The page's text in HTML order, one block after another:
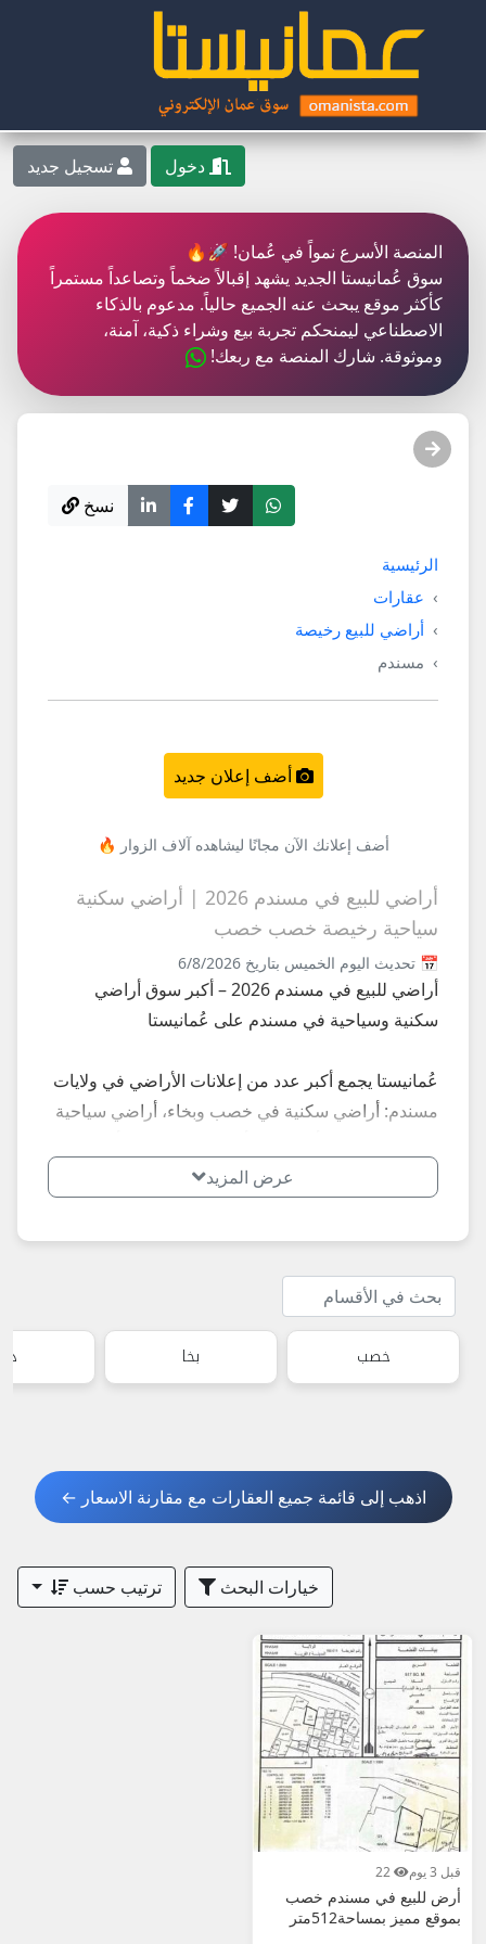
دخول تسجيل جديد
المنصة الأسرع نمواً في عُمان! 🚀🔥
سوق عُمانيستا الجديد يشهد إقبالاً ضخماً وتصاعداً مستمراً
كأكثر موقع يبحث عنه الجميع حالياً. مدعوم بالذكاء
الاصطناعي ليمنحكم تجربة بيع وشراء ذكية، آمنة،
وموثوقة. شارك المنصة مع ربعك!
نسخ
الرئيسية
عقارات
أراضي للبيع رخيصة
مسندم
أضف إعلان جديد
أضف إعلانك الآن مجانًا ليشاهده آلاف الزوار 🔥
أراضي للبيع في مسندم 2026 | أراضي سكنية
سياحية رخيصة خصب خصب
📅 تحديث اليوم الخميس بتاريخ 6/8/2026
أراضي للبيع في مسندم 2026 – أكبر سوق أراضي
سكنية وسياحية في مسندم على عُمانيستا
عُمانيستا يجمع أكبر عدد من إعلانات الأراضي في ولايات
مسندم: أراضي سكنية في خصب وبخاء، أراضي سياحية
رخيصة... إعلانات محدثة يومياً في خصب، بخاء وكل
ولايات مسندم – بأسعار تبدأ من 5,000 ريال للأراضي
**أبرز المناطق والأنواع الأكثر طلباً في مسندم 2026:**
- أراضي سكنية: أراضي في خصب، بخاء – جاهزة للبناء.
- أراضي سياحية: أراضي مطلة على البحر أو الفيوردات.
- أراضي استثمارية: أراضي قريبة من مشاريع السياحة.
1. اطلب صك ملكية حديث + صور أرضية + إحداثيات
GPS + صور من الموقع.
"سياحية".
5. للشراء الآمن: استعن بمحامي عقاري، قم بزيارة
الموقع، وادفع جزء مقدم فقط بعد التأكيد.
أضف إعلان أرضك في مسندم الآن مجاناً – سواء سكنية،
سياحية أو استثمارية – وبِعها بسرعة وبأعلى سعر!
عُمانيستا... سوق الأراضي في مسندم الأول في سلطنة
عمان.
عرض المزيد
خصب بخا دبا
اذهب إلى قائمة جميع العقارات مع مقارنة الاسعار ←
خيارات البحث ترتيب حسب
قبل 3 يوم
أرض للبيع في مسندم خصب
بموقع مميز بمساحة512متر